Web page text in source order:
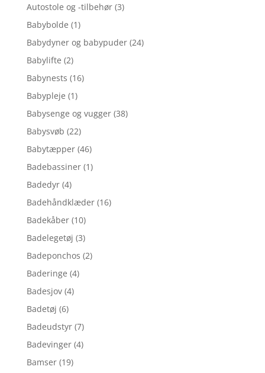
Autostole og -tilbehør (3)
Babybolde (1)
Babydyner og babypuder (24)
Babylifte (2)
Babynests (16)
Babypleje (1)
Babysenge og vugger (38)
Babysvøb (22)
Babytæpper (46)
Badebassiner (1)
Badedyr (4)
Badehåndklæder (16)
Badekåber (10)
Badelegetøj (3)
Badeponchos (2)
Baderinge (4)
Badesjov (4)
Badetøj (6)
Badeudstyr (7)
Badevinger (4)
Bamser (19)